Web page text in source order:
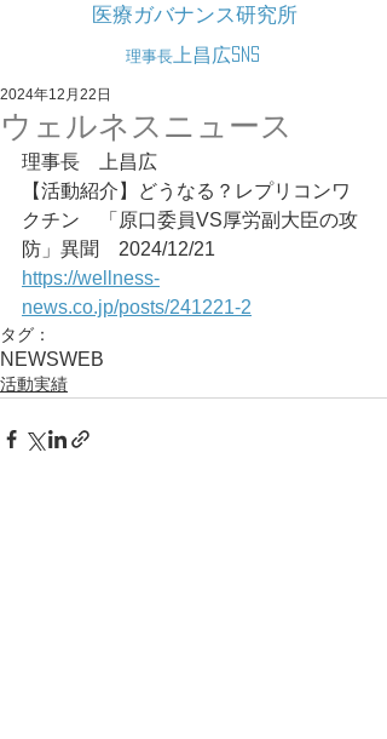
医療ガバナンス研究所
理事長 上昌広SNS
ウェルネスニュース
2024年12月22日
理事長　上昌広
【活動紹介】どうなる？レプリコンワ
クチン　「原口委員VS厚労副大臣の攻
防」異聞	2024/12/21
https://wellness-
news.co.jp/posts/241221-2
タグ：
NEWSWEB
活動実績